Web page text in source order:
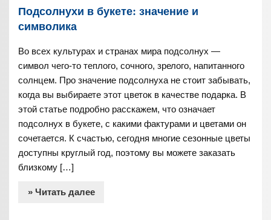
Подсолнухи в букете: значение и
символика
Во всех культурах и странах мира подсолнух —
символ чего-то теплого, сочного, зрелого, напитанного
солнцем. Про значение подсолнуха не стоит забывать,
когда вы выбираете этот цветок в качестве подарка. В
этой статье подробно расскажем, что означает
подсолнух в букете, с какими фактурами и цветами он
сочетается. К счастью, сегодня многие сезонные цветы
доступны круглый год, поэтому вы можете заказать
близкому […]
» Читать далее